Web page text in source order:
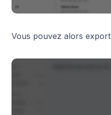
Vous pouvez alors